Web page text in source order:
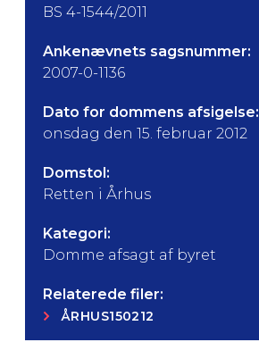
BS 4-1544/2011
Ankenævnets sagsnummer:
2007-0-1136
Dato for dommens afsigelse:
onsdag den 15. februar 2012
Domstol:
Retten i Århus
Kategori:
Domme afsagt af byret
Relaterede filer:
ÅRHUS150212